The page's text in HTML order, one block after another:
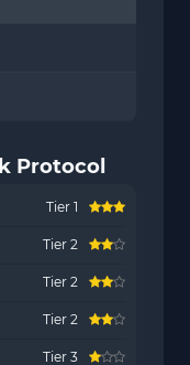
Protocol
Tier 1
Tier 2
Tier 2
Tier 2
Tier 3